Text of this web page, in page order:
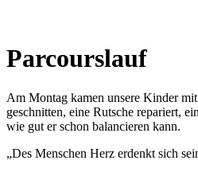
Parcourslauf
Am Montag kamen unsere Kinder
geschnitten, eine Rutsche repariert,
wie gut er schon balancieren kann.
„Des Menschen Herz erdenkt sich